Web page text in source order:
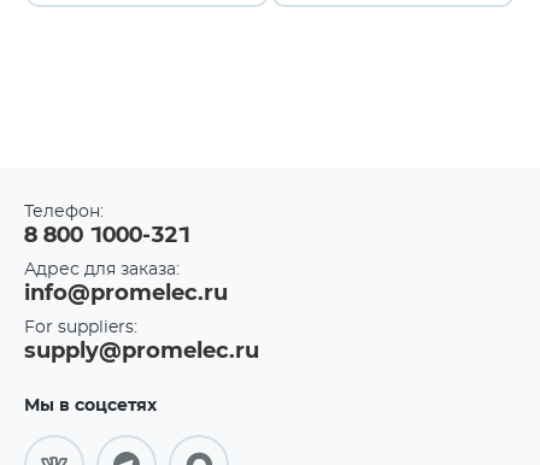
Телефон:
8 800 1000-321
Адрес для заказа:
info@promelec.ru
For suppliers:
supply@promelec.ru
Мы в соцсетях